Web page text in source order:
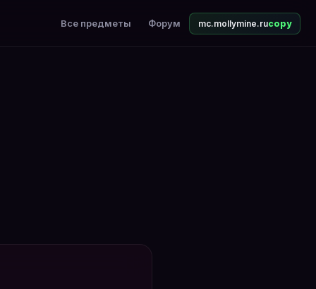
ночью от мобов.
Все предметы Форум mc.mollymine.ru